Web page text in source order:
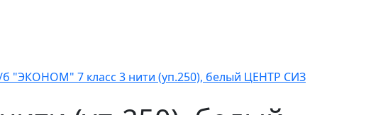
б "ЭКОНОМ" 7 класс 3 нити (уп.250), белый ЦЕНТР СИЗ